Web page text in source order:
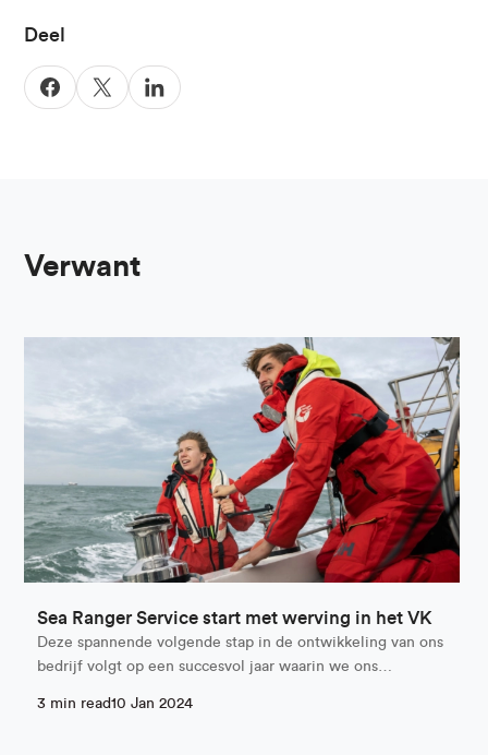
Deel
Verwant
Sea Ranger Service start met werving in het VK
Deze spannende volgende stap in de ontwikkeling van ons
bedrijf volgt op een succesvol jaar waarin we ons…
3 min read10 Jan 2024